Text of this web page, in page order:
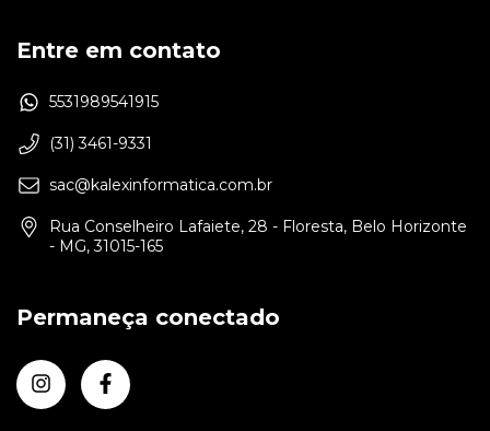
Entre em contato
5531989541915
(31) 3461-9331
sac@kalexinformatica.com.br
Rua Conselheiro Lafaiete, 28 - Floresta, Belo Horizonte
- MG, 31015-165
Permaneça conectado